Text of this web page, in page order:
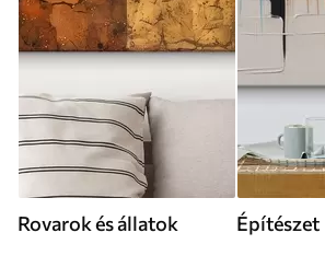
Rovarok és állatok Építészet